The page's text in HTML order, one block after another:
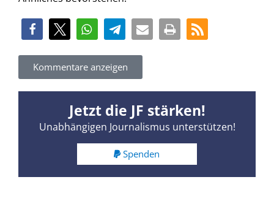
Kommentare anzeigen
Jetzt die JF stärken!
Unabhängigen Journalismus unterstützen!
Spenden